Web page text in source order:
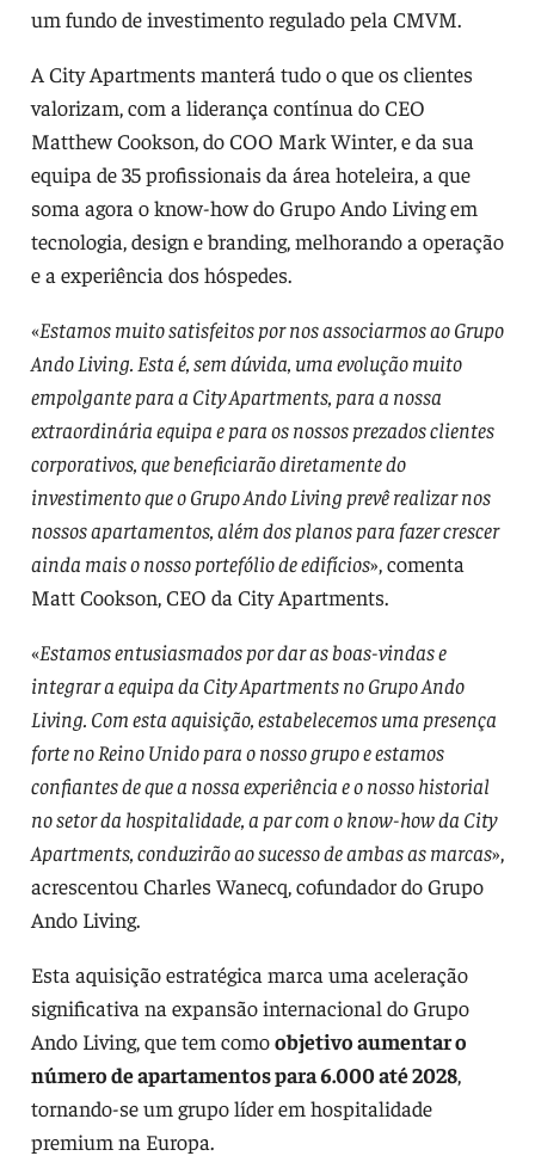
um fundo de investimento regulado pela CMVM.
A City Apartments manterá tudo o que os clientes
valorizam, com a liderança contínua do CEO
Matthew Cookson, do COO Mark Winter, e da sua
equipa de 35 profissionais da área hoteleira, a que
soma agora o know-how do Grupo Ando Living em
tecnologia, design e branding, melhorando a operação
e a experiência dos hóspedes.
«Estamos muito satisfeitos por nos associarmos ao Grupo
Ando Living. Esta é, sem dúvida, uma evolução muito
empolgante para a City Apartments, para a nossa
extraordinária equipa e para os nossos prezados clientes
corporativos, que beneficiarão diretamente do
investimento que o Grupo Ando Living prevê realizar nos
nossos apartamentos, além dos planos para fazer crescer
ainda mais o nosso portefólio de edifícios», comenta
Matt Cookson, CEO da City Apartments.
«Estamos entusiasmados por dar as boas-vindas e
integrar a equipa da City Apartments no Grupo Ando
Living. Com esta aquisição, estabelecemos uma presença
forte no Reino Unido para o nosso grupo e estamos
confiantes de que a nossa experiência e o nosso historial
no setor da hospitalidade, a par com o know-how da City
Apartments, conduzirão ao sucesso de ambas as marcas»,
acrescentou Charles Wanecq, cofundador do Grupo
Ando Living.
Esta aquisição estratégica marca uma aceleração
significativa na expansão internacional do Grupo
Ando Living, que tem comoobjetivo aumentar o
número de apartamentos para 6.000 até 2028,
tornando-se um grupo líder em hospitalidade
premium na Europa.